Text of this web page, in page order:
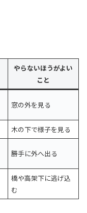
やらないほうがよい
こと
窓の外を見る
木の下で様子を見る
勝手に外へ出る
橋や高架下に逃げ込
む